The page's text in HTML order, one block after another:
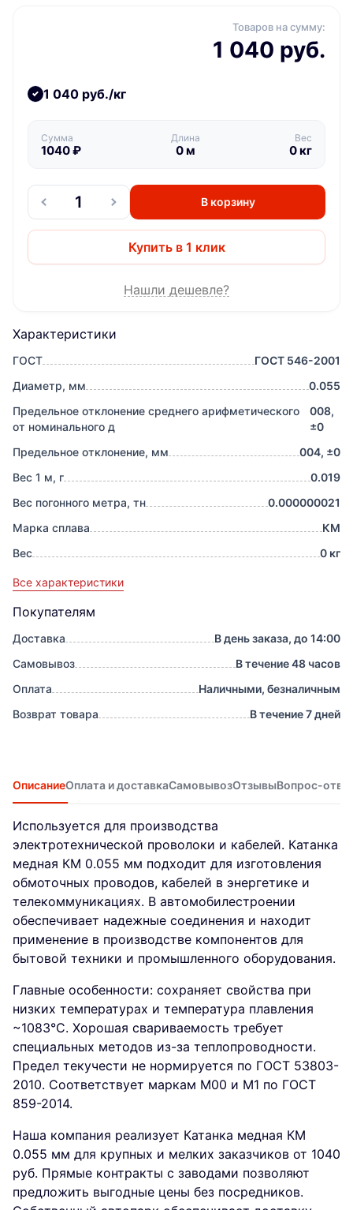
Характеристики
ГОСТ
ГОСТ 546-2001
Диаметр, мм
0.055
Предельное отклонение среднего арифметического
от номинального д
008,
±0
Предельное отклонение, мм
004, ±0
Вес 1 м, г
0.019
Вес погонного метра, тн
0.000000021
Марка сплава
КМ
Вес
0 кг
Все характеристики
Покупателям
Доставка
В день заказа, до 14:00
Самовывоз
В течение 48 часов
Оплата
Наличными, безналичным
Возврат товара
В течение 7 дней
Товаров на сумму:
1 040 руб.
1 040 руб./кг
Сумма
1040₽
Длина
0м
Вес
0кг
В корзину
Купить в 1 клик
Нашли дешевле?
ОписаниеОплата и доставкаСамовывозОтзывыВопрос-
Используется для производства
электротехнической проволоки и кабелей. Катанка
медная КМ 0.055 мм подходит для изготовления
обмоточных проводов, кабелей в энергетике и
телекоммуникациях. В автомобилестроении
обеспечивает надежные соединения и находит
применение в производстве компонентов для
бытовой техники и промышленного оборудования.
Главные особенности: сохраняет свойства при
низких температурах и температура плавления
~1083°C. Хорошая свариваемость требует
специальных методов из-за теплопроводности.
Предел текучести не нормируется по ГОСТ 53803-
2010. Соответствует маркам М00 и М1 по ГОСТ
859-2014.
Наша компания реализует Катанка медная КМ
0.055 мм для крупных и мелких заказчиков от 1040
руб. Прямые контракты с заводами позволяют
предложить выгодные цены без посредников.